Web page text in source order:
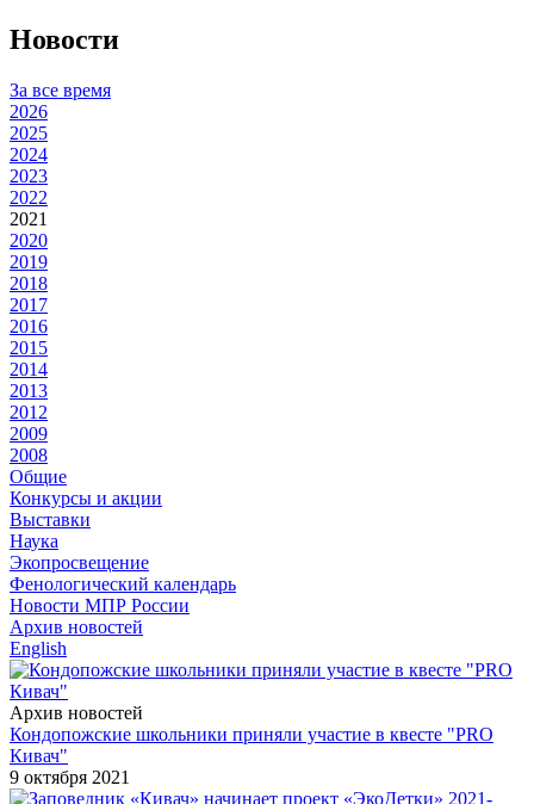
Новости
За все время
2026
2025
2024
2023
2022
2021
2020
2019
2018
2017
2016
2015
2014
2013
2012
2009
2008
Общие
Конкурсы и акции
Выставки
Наука
Экопросвещение
Фенологический календарь
Новости МПР России
Архив новостей
English
Архив новостей
Кондопожские школьники приняли участие в квесте "PRO
Кивач"
9 октября 2021